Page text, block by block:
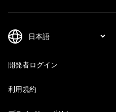
開発者ログイン
利用規約